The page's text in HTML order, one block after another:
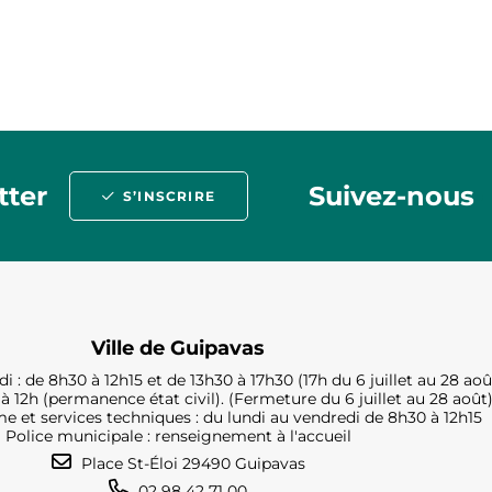
S’INSCRIRE Suivez-nous
Ville de Guipavas
: de 8h30 à 12h15 et de 13h30 à 17h30 (17h du 6 juillet au 28
12h (permanence état civil). (Fermeture du 6 juillet au 28 août)
et services techniques : du lundi au vendredi de 8h30 à 12h15
Police municipale : renseignement à l'accueil
Place St-Éloi 29490 Guipavas